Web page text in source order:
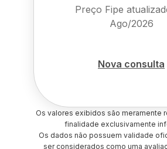
Preço Fipe
Ago/2026
Nova consulta
Os valores exibidos são meramente
finalidade exclusivamente
Os dados não possuem validade
ser considerados como uma